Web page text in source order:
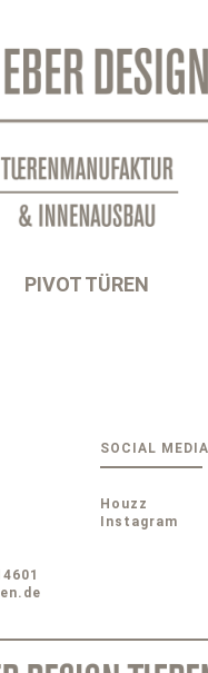
PIVOT TÜREN
SOCIAL MEDIA
Houzz
Instagram